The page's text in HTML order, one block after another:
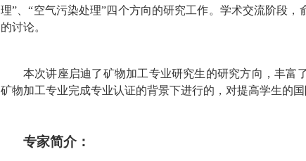
理”、“空气污染处理”四个方向的研究工作。学术交流阶段
的讨论。
本次讲座启迪了矿物加工专业研究生的研究方向，丰富
矿物加工专业完成专业认证的背景下进行的，对提高学生的
专家简介：